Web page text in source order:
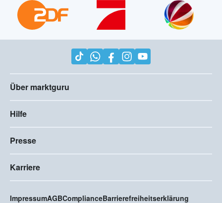
Über marktguru
Hilfe
Presse
Karriere
ImpressumAGBComplianceBarrierefreiheitserklärung